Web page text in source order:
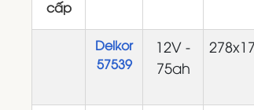
cấp
Delkor
57539
12V -
75ah